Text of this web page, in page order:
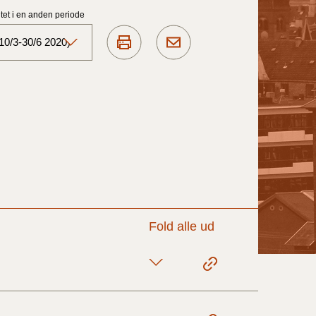
i en anden periode
3-30/6 2020)
Fold alle ud